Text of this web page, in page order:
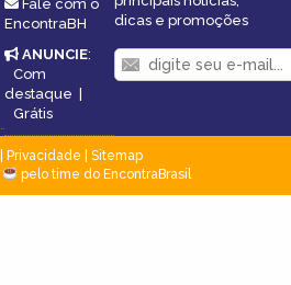
Fale com o
EncontraBH
ANUNCIE:
Com
destaque |
Grátis
dicas e promoções
Privacidade
Sitemap
pelo time do EncontraBrasil